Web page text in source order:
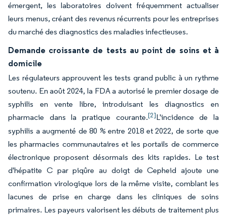
émergent, les laboratoires doivent fréquemment actualiser
leurs menus, créant des revenus récurrents pour les entreprises
du marché des diagnostics des maladies infectieuses.
Demande croissante de tests au point de soins et à
domicile
Les régulateurs approuvent les tests grand public à un rythme
soutenu. En août 2024, la FDA a autorisé le premier dosage de
syphilis en vente libre, introduisant les diagnostics en
pharmacie dans la pratique courante.[2]L'incidence de la
syphilis a augmenté de 80 % entre 2018 et 2022, de sorte que
les pharmacies communautaires et les portails de commerce
électronique proposent désormais des kits rapides. Le test
d'hépatite C par piqûre au doigt de Cepheid ajoute une
confirmation virologique lors de la même visite, comblant les
lacunes de prise en charge dans les cliniques de soins
primaires. Les payeurs valorisent les débuts de traitement plus